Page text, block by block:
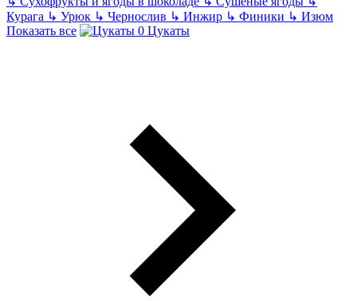
Курага ↳ Урюк ↳ Чернослив ↳ Инжир ↳ Финики ↳ Изюм
Показать все
Цукаты